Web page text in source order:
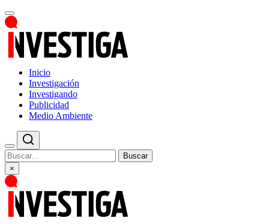
Inicio
Investigación
Investigando
Publicidad
Medio Ambiente
Buscar
×